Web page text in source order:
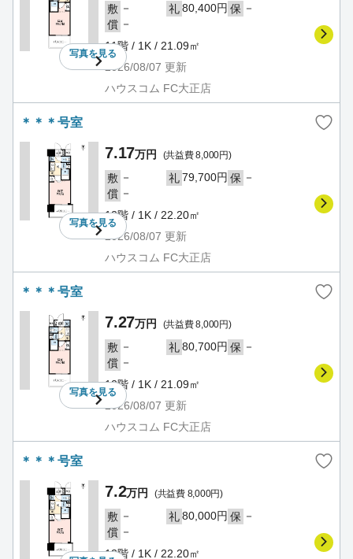
写真を見る
敷 － 礼80,400円 保 －
償 －
11階 / 1K / 21.09㎡
2026/08/07 更新
ハウスコム FC大正店
＊＊＊号室
写真を見る
7.17万円 (共益費 8,000円)
敷 － 礼79,700円 保 －
償 －
12階 / 1K / 22.20㎡
2026/08/07 更新
ハウスコム FC大正店
＊＊＊号室
写真を見る
7.27万円 (共益費 8,000円)
敷 － 礼80,700円 保 －
償 －
12階 / 1K / 21.09㎡
2026/08/07 更新
ハウスコム FC大正店
＊＊＊号室
7.2万円 (共益費 8,000円)
敷 － 礼80,000円 保 －
償 －
13階 / 1K / 22.20㎡